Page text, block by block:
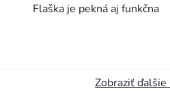
Flaška je pekná aj funkčna
Zobraziť ďalšie